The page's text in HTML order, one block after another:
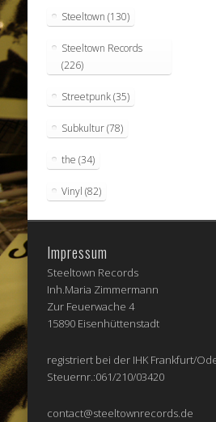
Steeltown (130)
Steeltown Records
(226)
Streetpunk(35)
Subkultur(78)
the (34)
Vinyl (82)
Impressum
Steeltown Records
Inh.Maria Zimmermann
Zur Feuerwache 4
15890 Eisenhüttenstadt
registriert bei der IHK Frankfurt/
Steuernr.:061/210/03420
contact@steeltownrecords.de